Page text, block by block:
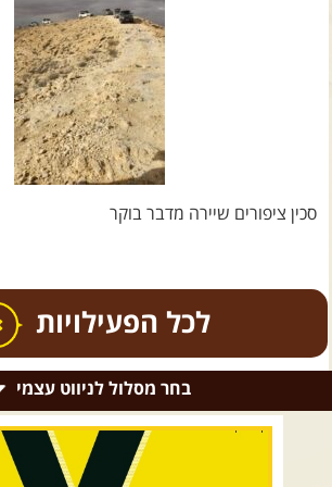
צרו קשר עם שבילים
אודות יואב קווה והאתר שבילים
סכין ציפורים שיירה מדבר בוקר
כל הפעילויות
. טיולים מודרכים
בחר מסלול לניווט עצמי
רמת הגולן וגליל עליון